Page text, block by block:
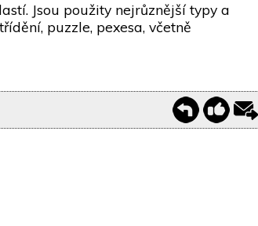
Jsou použity nejrůznější typy a
puzzle, pexesa, včetně